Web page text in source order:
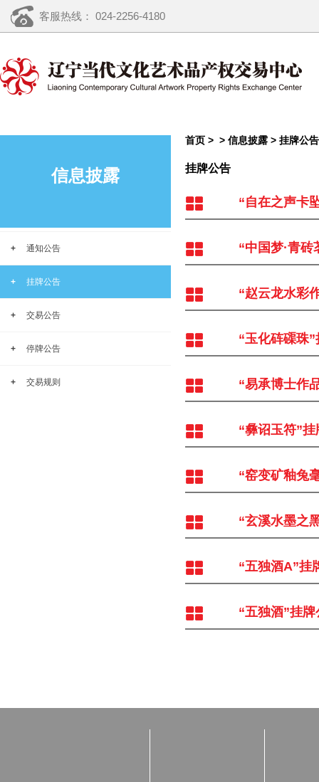
客服热线： 024-2256-4180
信息披露
+ 通知公告
+ 挂牌公告
+ 交易公告
+ 停牌公告
+ 交易规则
首页 > > 信息披露 > 挂牌公告
挂牌公告
“自在之声卡
“中国梦·青砖
“赵云龙水彩
“玉化砗磲珠
“易承博士作
“彝诏玉符”
“窑变矿釉兔
“玄溪水墨之
“五独酒A”挂
“五独酒”挂牌